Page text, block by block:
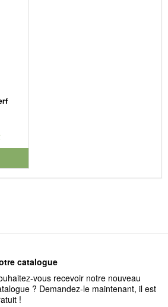
901181
catalogue
vous recevoir notre nouveau
? Demandez-le maintenant, il est
!